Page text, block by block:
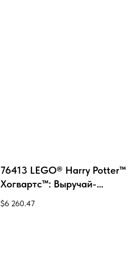
76413 LEGO® Harry Potter™
Хогвартс™: Выручай-
комната
$6 260.47